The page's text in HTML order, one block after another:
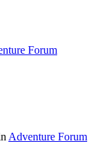
Forum
Adventure Forum